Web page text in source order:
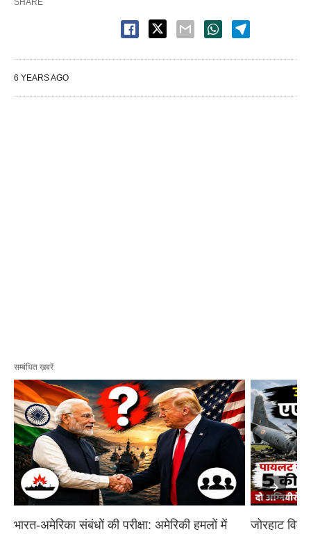
6 YEARS AGO
सम्बंधित ख़बरें
भारत-अमेरिका संबंधों की परीक्षा: अमेरिकी हमलों में
जोरहाट